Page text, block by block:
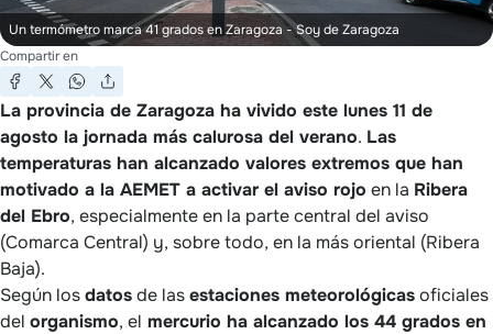
Un termómetro marca 41 grados en Zaragoza- Soy de Zaragoza
Compartir en
La provincia de Zaragoza ha vivido este lunes 11 de
agosto la jornada más calurosa del verano. Las
temperaturas han alcanzado valores extremos que han
motivado a la AEMET a activar el aviso rojo en la Ribera
del Ebro, especialmente en la parte central del aviso
(Comarca Central) y, sobre todo, en la más oriental (Ribera
Baja).
Según losdatosde lasestaciones meteorológicasoficiales
del organismo, el mercurio ha alcanzado los 44 grados en